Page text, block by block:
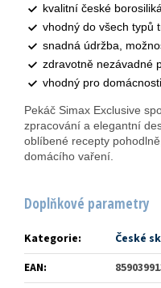
kvalitní české
vhodný do všech typů
snadná údržba,
zdravotně nezávadné
vhodný pro
Pekáč Simax Exclusive
zpracování a elegantní
oblíbené recepty
domácího vaření.
Doplňkové parametry
Kategorie:
České
EAN: